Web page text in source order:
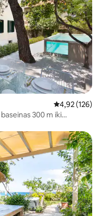
Vidutinis
4,92 (126)
300 m iki